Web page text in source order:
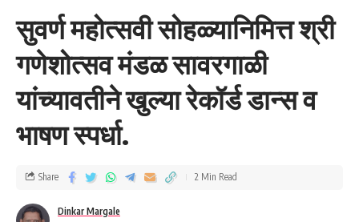
सुवर्ण महोत्सवी सोहळ्यानिमित्त श्री
गणेशोत्सव मंडळ सावरगाळी
यांच्यावतीने खुल्या रेकॉर्ड डान्स व
भाषण स्पर्धा.
Dinkar Margale
Share 2 Min Read